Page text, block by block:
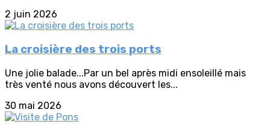
2 juin 2026
La croisière des trois ports
Une jolie balade...Par un bel après midi ensoleillé mais
très venté nous avons découvert les...
30 mai 2026